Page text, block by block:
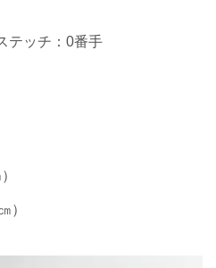
テッチ：0番手
）